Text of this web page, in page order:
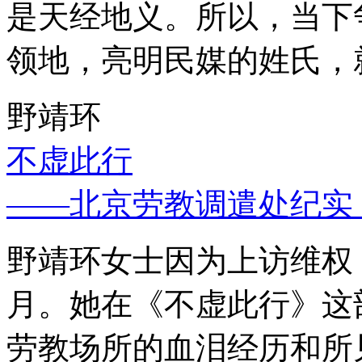
是天经地义。所以，当
领地，亮明民媒的姓氏
野靖环
不虚此行
——北京劳教调遣处纪实
野靖环女士因为上访维
月。她在《不虚此行》
劳教场所的血泪经历和